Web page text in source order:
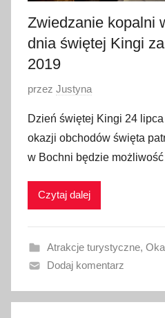
0
1
9
Zwiedzanie kopalni
dnia świętej Kingi
2019
O
u
b
l
i
a
n
2
przez Justyna
Dzień świętej Kingi 24
okazji obchodów święta
w Bochni będzie możliwość
Czytaj dalej
Atrakcje turystyczne,
Dodaj komentarz